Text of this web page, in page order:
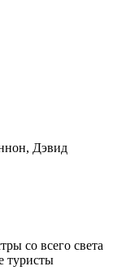
Дэвид
со всего света
туристы